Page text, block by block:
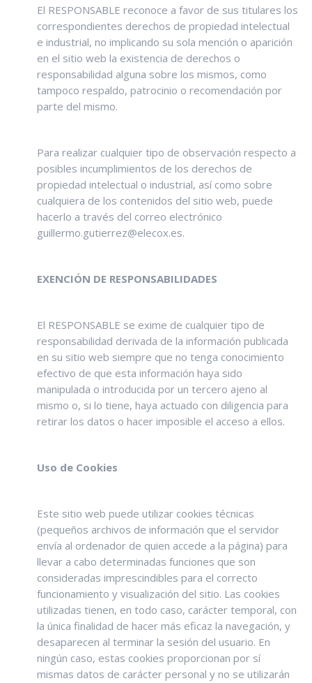
El RESPONSABLE reconoce a favor de sus titulares los
correspondientes derechos de propiedad intelectual
e industrial, no implicando su sola mención o aparición
en el sitio web la existencia de derechos o
responsabilidad alguna sobre los mismos, como
tampoco respaldo, patrocinio o recomendación por
parte del mismo.
Para realizar cualquier tipo de observación respecto a
posibles incumplimientos de los derechos de
propiedad intelectual o industrial, así como sobre
cualquiera de los contenidos del sitio web, puede
hacerlo a través del correo electrónico
guillermo.gutierrez@elecox.es.
EXENCIÓN DE RESPONSABILIDADES
El RESPONSABLE se exime de cualquier tipo de
responsabilidad derivada de la información publicada
en su sitio web siempre que no tenga conocimiento
efectivo de que esta información haya sido
manipulada o introducida por un tercero ajeno al
mismo o, si lo tiene, haya actuado con diligencia para
retirar los datos o hacer imposible el acceso a ellos.
Uso de Cookies
Este sitio web puede utilizar cookies técnicas
(pequeños archivos de información que el servidor
envía al ordenador de quien accede a la página) para
llevar a cabo determinadas funciones que son
consideradas imprescindibles para el correcto
funcionamiento y visualización del sitio. Las cookies
utilizadas tienen, en todo caso, carácter temporal, con
la única finalidad de hacer más eficaz la navegación, y
desaparecen al terminar la sesión del usuario. En
ningún caso, estas cookies proporcionan por sí
mismas datos de carácter personal y no se utilizarán